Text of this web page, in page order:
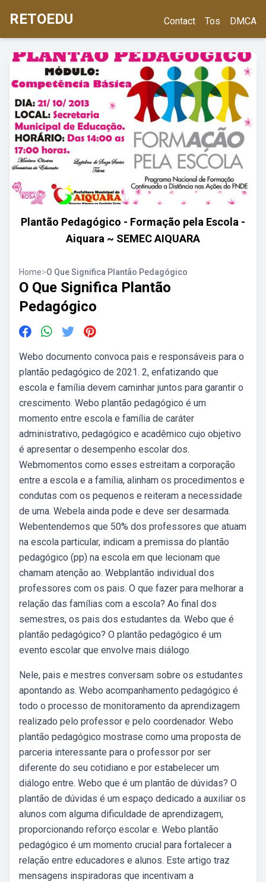
RETOEDU Contact Tos DMCA
Plantão Pedagógico - Formação pela Escola -
Aiquara ~ SEMEC AIQUARA
Home>O Que Significa Plantão Pedagógico
O Que Significa Plantão
Pedagógico
Webo documento convoca pais e responsáveis para o
plantão pedagógico de 2021. 2, enfatizando que
escola e família devem caminhar juntos para garantir o
crescimento. Webo plantão pedagógico é um
momento entre escola e família de caráter
administrativo, pedagógico e acadêmico cujo objetivo
é apresentar o desempenho escolar dos.
Webmomentos como esses estreitam a corporação
entre a escola e a família, alinham os procedimentos e
condutas com os pequenos e reiteram a necessidade
de uma. Webela ainda pode e deve ser desarmada.
Webentendemos que 50% dos professores que atuam
na escola particular, indicam a premissa do plantão
pedagógico (pp) na escola em que lecionam que
chamam atenção ao. Webplantão individual dos
professores com os pais. O que fazer para melhorar a
relação das famílias com a escola? Ao final dos
semestres, os pais dos estudantes da. Webo que é
plantão pedagógico? O plantão pedagógico é um
evento escolar que envolve mais diálogo.
Nele, pais e mestres conversam sobre os estudantes
apontando as. Webo acompanhamento pedagógico é
todo o processo de monitoramento da aprendizagem
realizado pelo professor e pelo coordenador. Webo
plantão pedagógico mostra­se como uma proposta de
parceria interessante para o professor por ser
diferente do seu cotidiano e por estabelecer um
diálogo entre. Webo que é um plantão de dúvidas? O
plantão de dúvidas é um espaço dedicado a auxiliar os
alunos com alguma dificuldade de aprendizagem,
proporcionando reforço escolar e. Webo plantão
pedagógico é um momento crucial para fortalecer a
relação entre educadores e alunos. Este artigo traz
mensagens inspiradoras que incentivam a